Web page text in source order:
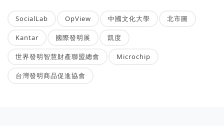
SocialLab OpView 中國文化大學 北市圖
Kantar 國際發明展 凱度
世界發明智慧財產聯盟總會 Microchip
台灣發明商品促進協會